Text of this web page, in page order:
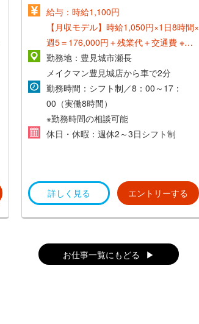
給与：時給1,100円
【月収モデル】時給1,050円×1日8時間×
週5＝176,000円＋残業代＋交通費 ※残
業代は1分単位で支給
勤務地：豊見城市瀬長
メイクマン豊見城店から車で2分
勤務時間：シフト制／8：00～17：
00（実働8時間）
※勤務時間の相談可能
休日・休暇：週休2～3日シフト制
詳しく見る エントリーする
お仕事一覧にもどる